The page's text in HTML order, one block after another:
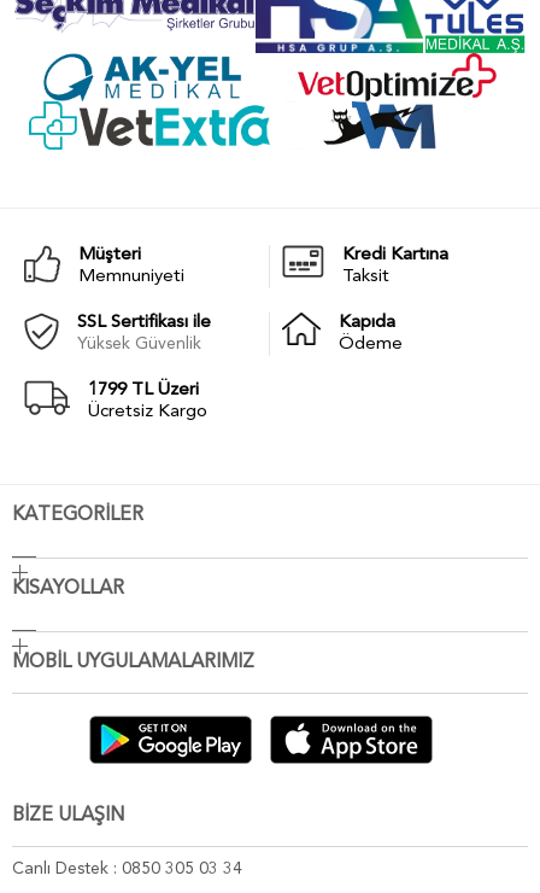
Müşteri
Memnuniyeti
Kredi Kartına
Taksit
SSL Sertifikası ile
Yüksek Güvenlik
Kapıda
Ödeme
1799 TL Üzeri
Ücretsiz Kargo
KATEGORİLER
KISAYOLLAR
MOBİL UYGULAMALARIMIZ
BİZE ULAŞIN
Canlı Destek : 0850 305 03 34